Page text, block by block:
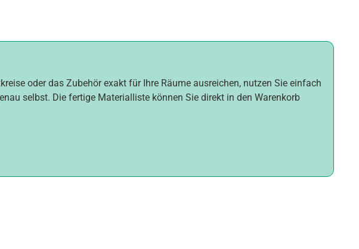
oder das Zubehör exakt für Ihre Räume ausreichen, nutzen Sie einfach
selbst. Die fertige Materialliste können Sie direkt in den Warenkorb